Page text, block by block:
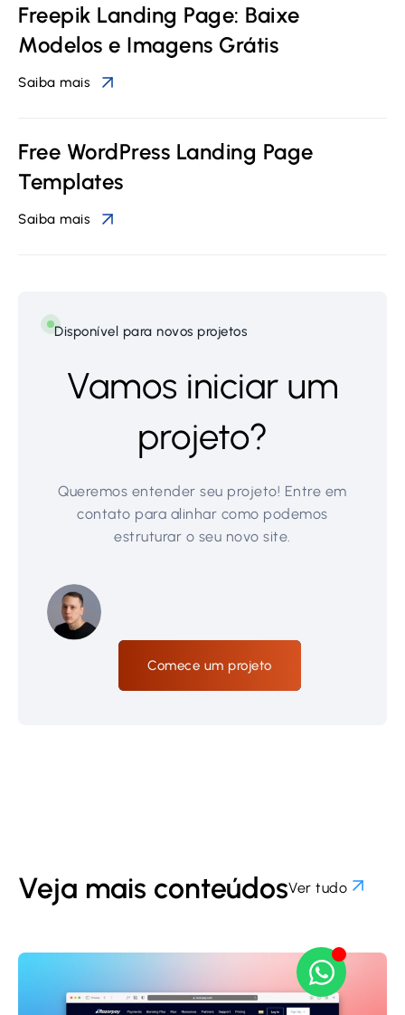
Freepik Landing Page: Baixe
Modelos e Imagens Grátis
Saiba mais
Free WordPress Landing Page
Templates
Saiba mais
Disponível para novos projetos
Vamos iniciar um
projeto?
Queremos entender seu projeto! Entre em
contato para alinhar como podemos
estruturar o seu novo site.
Comece um projeto
Veja mais conteúdosVer tudo